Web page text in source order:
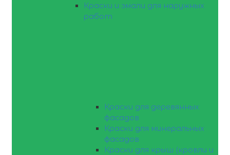
Краски и эмали для наружных
работ
Краски для деревянных
фасадов
Краски для минеральных
фасадов
Краски для крыш (кровли и